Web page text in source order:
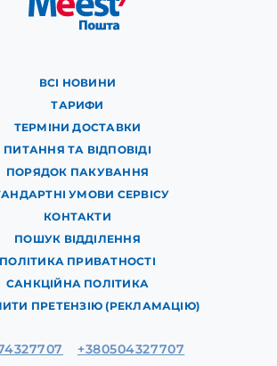
ВСІ НОВИНИ
ТАРИФИ
ТЕРМІНИ ДОСТАВКИ
ПИТАННЯ ТА ВІДПОВІДІ
ПОРЯДОК ПАКУВАННЯ
УМОВИ СЕРВІСУ
КОНТАКТИ
ПОШУК ВІДДІЛЕННЯ
ПОЛІТИКА ПРИВАТНОСТІ
САНКЦІЙНА ПОЛІТИКА
ПРЕТЕНЗІЮ (РЕКЛАМАЦІЮ)
+380504327707